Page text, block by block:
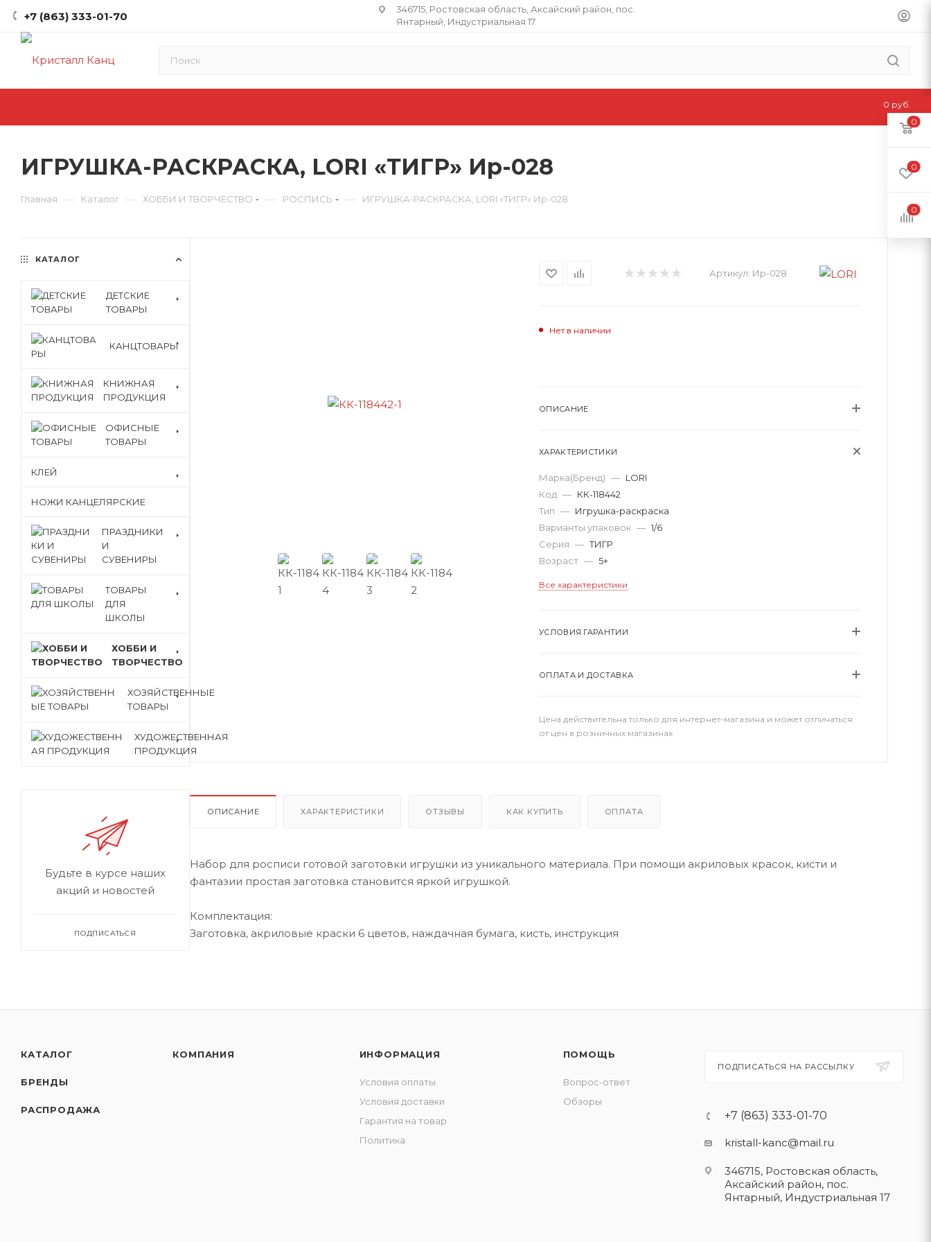
+7 (863) 333-01-70
346715, Ростовская область​, Аксайский район, пос.
Янтарный, Индустриальная 17
ИГРУШКА-РАСКРАСКА, LORI «ТИГР» Ир-028
Главная — Каталог — ХОББИ И ТВОРЧЕСТВО — РОСПИСЬ — ИГРУШКА-РАСКРАСКА, LORI «ТИГР» Ир-028
Артикул: Ир-028
Нет в наличии
ОПИСАНИЕ
ХАРАКТЕРИСТИКИ
Марка(Бренд) — LORI
Код — КК-118442
Тип — Игрушка-раскраска
Варианты упаковок — 1/6
Серия — ТИГР
Возраст — 5+
Все характеристики
УСЛОВИЯ ГАРАНТИИ
ОПЛАТА И ДОСТАВКА
Цена действительна только для интернет-магазина и может отличаться
от цен в розничных магазинах
ОПИСАНИЕ ХАРАКТЕРИСТИКИ ОТЗЫВЫ КАК КУПИТЬ ОПЛАТА
Набор для росписи готовой заготовки игрушки из уникального материала. При помощи акриловых красок, кисти и
фантазии простая заготовка становится яркой игрушкой.
Комплектация:
Заготовка, акриловые краски 6 цветов, наждачная бумага, кисть, инструкция
КАТАЛОГ
ДЕТСКИЕ
ТОВАРЫ
КАНЦТОВАРЫ
КНИЖНАЯ
ПРОДУКЦИЯ
ОФИСНЫЕ
ТОВАРЫ
КЛЕЙ
НОЖИ КАНЦЕЛЯРСКИЕ
ПРАЗДНИКИ
И
СУВЕНИРЫ
ТОВАРЫ
ДЛЯ
ШКОЛЫ
ХОББИ И
ТВОРЧЕСТВО
ХОЗЯЙСТВЕННЫЕ
ТОВАРЫ
ХУДОЖЕСТВЕННАЯ
ПРОДУКЦИЯ
Будьте в курсе наших
акций и новостей
ПОДПИСАТЬСЯ
КАТАЛОГ
БРЕНДЫ
РАСПРОДАЖА
КОМПАНИЯ ИНФОРМАЦИЯ
Условия оплаты
Условия доставки
Гарантия на товар
Политика
ПОМОЩЬ
Вопрос-ответ
Обзоры
ПОДПИСАТЬСЯ НА РАССЫЛКУ
+7 (863) 333-01-70
kristall-kanc@mail.ru
346715, Ростовская область​,
Аксайский район, пос.
Янтарный, Индустриальная 17
0
0
0
0 руб.